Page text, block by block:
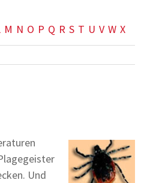
M N O P Q R S T U V W X
Und